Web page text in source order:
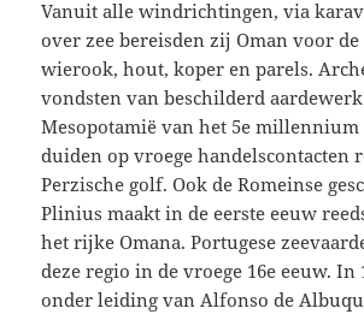
Vanuit alle windrichtingen, via
over zee bereisden zij Oman voor
wierook, hout, koper en parels.
vondsten van beschilderd
Mesopotamië van het 5e millennium
duiden op vroege handelscontacten
Perzische golf. Ook de Romeinse
Plinius maakt in de eerste eeuw
het rijke Omana. Portugese
deze regio in de vroege 16e eeuw. In
onder leiding van Alfonso de